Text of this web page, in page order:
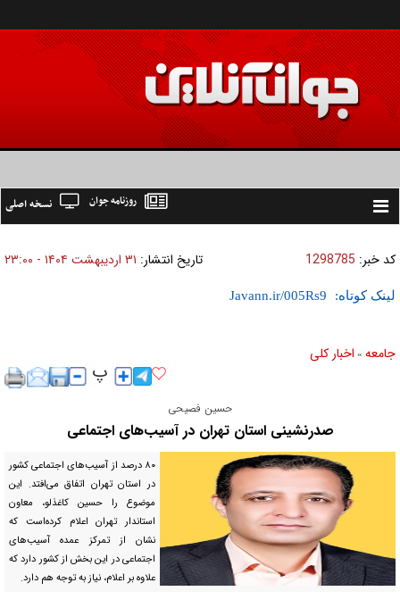
Toggle
نسخه اصلی روزنامه جوان
کد خبر: 1298785 تاریخ انتشار: ۳۱ ارديبهشت ۱۴۰۴ - ۲۳:۰۰
لینک کوتاه:
جامعه » اخبار كلی
حسین فصیحی
صدرنشینی استان تهران در آسیب‌های اجتماعی
۸۰ درصد از آسیب‌های اجتماعی کشور
در استان تهران اتفاق می‌افتد. این
موضوع را حسین کاغذلو، معاون
استاندار تهران اعلام کرده‌است که
نشان از تمرکز عمده آسیب‌های
اجتماعی در این بخش از کشور دارد که
علاوه بر اعلام، نیاز به توجه هم دارد.